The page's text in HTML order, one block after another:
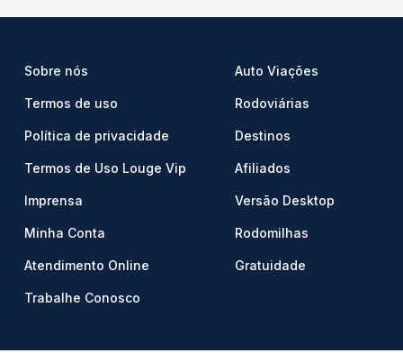
Sobre nós
Termos de uso
Política de privacidade
Termos de Uso Louge Vip
Imprensa
Minha Conta
Atendimento Online
Trabalhe Conosco
Auto Viações
Rodoviárias
Destinos
Afiliados
Versão Desktop
Rodomilhas
Gratuidade